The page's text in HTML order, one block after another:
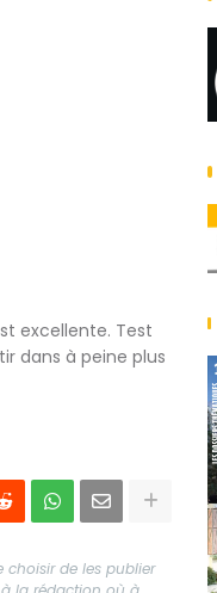
excellente. Test
dans à peine plus
choisir de les publier